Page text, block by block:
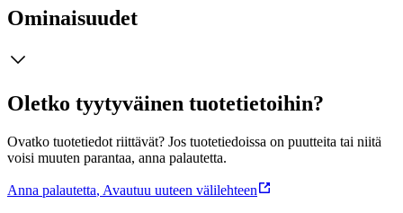
Ominaisuudet
Oletko tyytyväinen tuotetietoihin?
Ovatko tuotetiedot riittävät? Jos tuotetiedoissa on puutteita tai niitä
voisi muuten parantaa, anna palautetta.
Anna palautetta, Avautuu uuteen välilehteen